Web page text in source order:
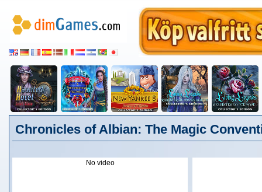
Chronicles of Albian: The Magic
No video